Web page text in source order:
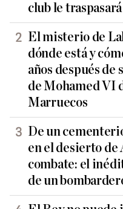
club le
El misterio de
dónde está y
años después de
de Mohamed VI
Marruecos
De un
en el desierto de
combate: el
de un